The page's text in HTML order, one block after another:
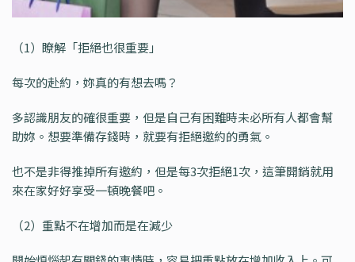
（1）瞭解「拒絕也很重要」
每次的赴約，妳真的有想去嗎？
多認識朋友的確很重要，但是自己有困難時未必所有人都會幫
助妳。想要準備存錢時，就要有拒絕邀約的勇氣。
也不是非得推掉所有邀約，但是每3次拒絕1次，這筆開銷就用
來在家好好享受一頓晚餐吧。
（2）重點不在增加而是在減少